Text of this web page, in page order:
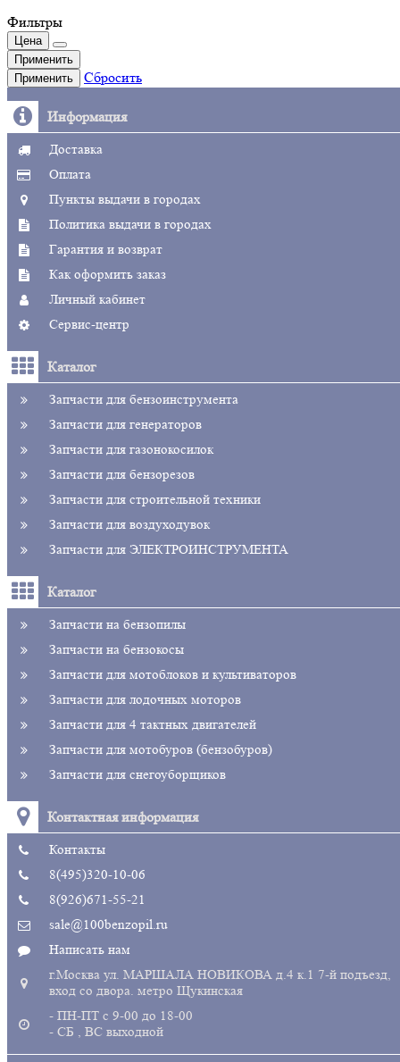
Фильтры
Цена
Применить
Применить
Сбросить
Информация
Доставка
Оплата
Пункты выдачи в городах
Политика выдачи в городах
Гарантия и возврат
Как оформить заказ
Личный кабинет
Сервис-центр
Каталог
Запчасти для бензоинструмента
Запчасти для генераторов
Запчасти для газонокосилок
Запчасти для бензорезов
Запчасти для строительной техники
Запчасти для воздуходувок
Запчасти для ЭЛЕКТРОИНСТРУМЕНТА
Каталог
Запчасти на бензопилы
Запчасти на бензокосы
Запчасти для мотоблоков и культиваторов
Запчасти для лодочных моторов
Запчасти для 4 тактных двигателей
Запчасти для мотобуров (бензобуров)
Запчасти для снегоуборщиков
Контактная информация
Контакты
8(495)320-10-06
8(926)671-55-21
sale@100benzopil.ru
Написать нам
г.Москва ул. МАРШАЛА НОВИКОВА д.4 к.1 7-й подъезд,
вход со двора. метро Щукинская
- ПН-ПТ с 9-00 до 18-00
- СБ , ВС выходной